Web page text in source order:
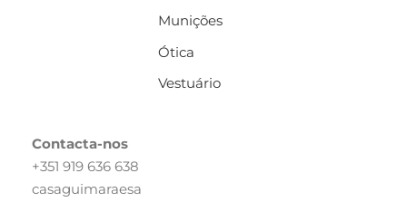
Munições
Ótica
Vestuário
Contacta-nos
+351 919 636 638
casaguimaraesa